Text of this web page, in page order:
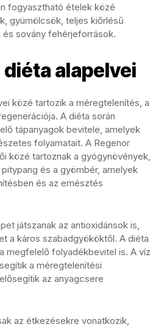
fogyasztható ételek közé
gyümölcsök, teljes kiőrlésű
sovány fehérjeforrások.
alapelvei
közé tartozik a méregtelenítés, a
A diéta során
tápanyagok bevitele, amelyek
folyamatait. A Regenor
közé tartoznak a gyógynövények,
és a gyömbér, amelyek
és az emésztés
játszanak az antioxidánsok is,
a káros szabadgyököktől. A diéta
megfelelő folyadékbevitel is. A víz
a méregtelenítési
az anyagcsere
az étkezésekre vonatkozik,